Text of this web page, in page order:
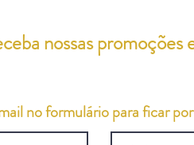
no formulário para ficar
nossas